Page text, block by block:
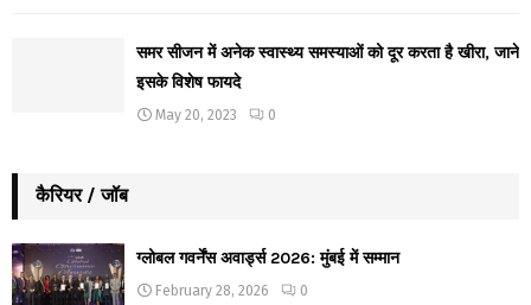
समर सीजन में अनेक स्वास्थ्य समस्याओं को दूर करता है खीरा, जाने
इसके विशेष फायदे
May 20, 2023 0
कैरियर / जॉब
ग्लोबल गवर्नेंस अवार्ड्स 2026: मुंबई में सम्मान
February 28, 2026 0